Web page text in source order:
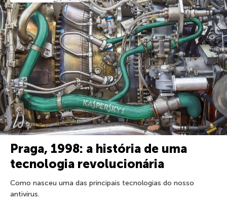
Praga, 1998: a história de uma
tecnologia revolucionária
Como nasceu uma das principais tecnologias do nosso
antivírus.